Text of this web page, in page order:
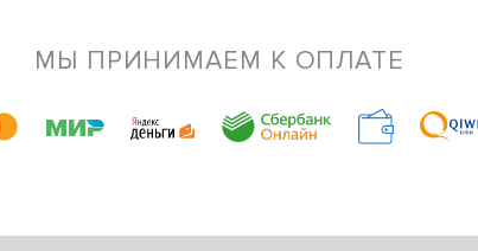
МЫ ПРИНИМАЕМ К ОПЛАТЕ